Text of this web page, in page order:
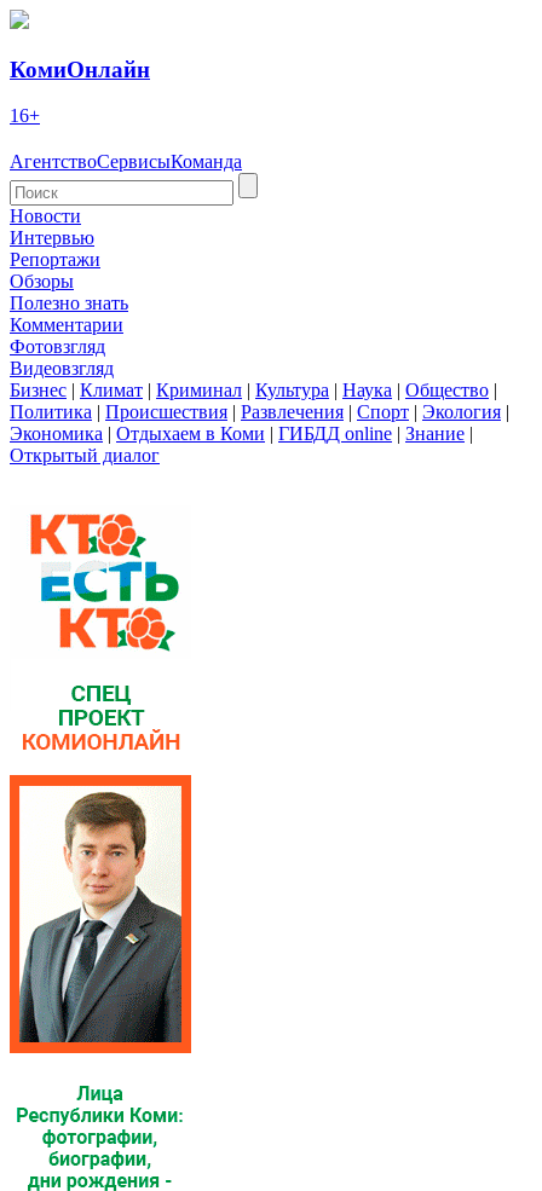
КомиОнлайн
16+
АгентствоСервисыКоманда
Новости
Интервью
Репортажи
Обзоры
Полезно знать
Комментарии
Фотовзгляд
Видеовзгляд
Бизнес | Климат | Криминал | Культура | Наука | Общество |
Политика | Происшествия | Развлечения | Спорт | Экология |
Экономика | Отдыхаем в Коми | ГИБДД online | Знание |
Открытый диалог